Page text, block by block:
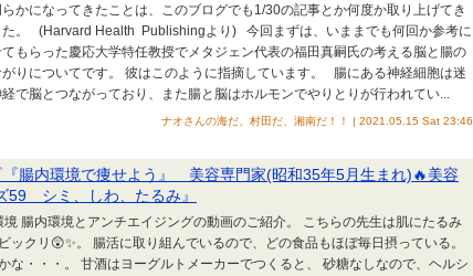
かになってきたことは、このブログでも1/30の記事とか何度か取り上げてき
た。 (Harvard Health Publishingより) 今回まずは、いままでも何回か参考に
てもらった慶応大学特任教授でメタジェン代表の福田真嗣氏の考える脳と腸の
りについてです。 彼はこのように指摘しています。 腸にある神経細胞は迷
経で脳とつながっており、また腸と脳はホルモンでやりとりが行われてい...
ナオさんの海だ、村田だ、湘南だ！！ | 2021.05.15 Sat 23:46
『腸内環境で痩せよう』 美容専門家(昭和35年5月生まれ)🔥美容
59 シミ、しわ、たるみ』
腸内環境とアンチエイジングの動画のご紹介。 こちらの先生は肌にたるみ
ックリ😲✨。 腸活に取り組んでいるので、どの食品もほぼ毎日摂っている。
な・・・。 甘酒はヨーグルトメーカーでつくると、 砂糖なしなので、ヘルシ